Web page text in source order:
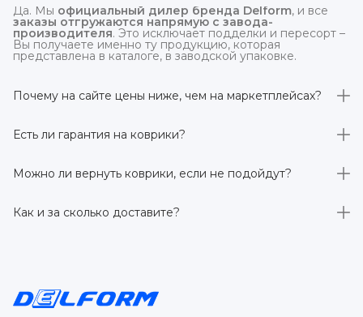
Да. Мы официальный дилер бренда Delform, и все
заказы отгружаются напрямую с завода-
производителя. Это исключает подделки и пересорт –
Вы получаете именно ту продукцию, которая
представлена в каталоге, в заводской упаковке.
Почему на сайте цены ниже, чем на маркетплейсах?
отгрузка идётнапрямую со склада производителя
без посредников.
Есть ли гарантия на коврики?
производителя 3 года. Если в течение этого срока
обнаружится производственный дефект – заменим
Можно ли вернуть коврики, если не подойдут?
заказанного дистанционно,без объяснения причин –
при условии сохранения товарного вида. Если коврик не
Как и за сколько доставите?